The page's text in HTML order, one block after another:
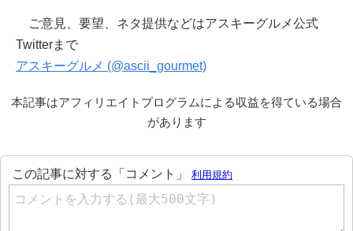
ご意見、要望、ネタ提供などはアスキーグルメ公式
Twitterまで
アスキーグルメ (@ascii_gourmet)
本記事はアフィリエイトプログラムによる収益を得ている場合
があります